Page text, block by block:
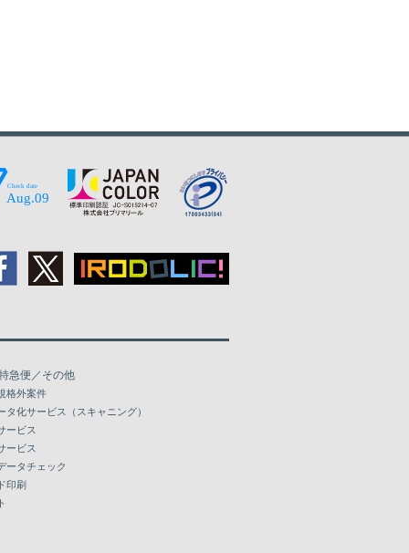
35,568
37,876
40,229
44,827
49,584
51,843
54,088
急便／その他
格外案件
タ化サービス（スキャニング）
ービス
ービス
ータチェック
印刷